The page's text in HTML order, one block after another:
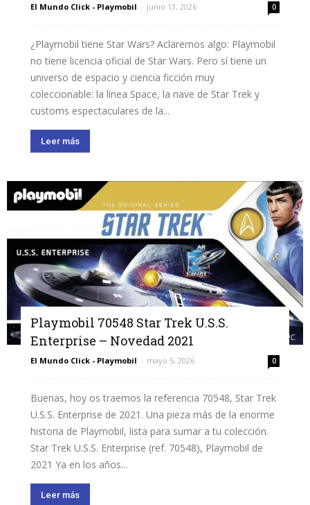
El Mundo Click - Playmobil - junio 13, 2026 0
¿Playmobil tiene Star Wars? Aclaremos algo: Playmobil
no tiene licencia oficial de Star Wars. Pero sí tiene un
universo de espacio y ciencia ficción muy
coleccionable: la línea Space, la nave de Star Trek y
customs espectaculares de la...
Leer más
Playmobil 70548 Star Trek U.S.S.
Enterprise – Novedad 2021
El Mundo Click - Playmobil - mayo 5, 2026 0
Buenas, hoy os traemos la referencia 70548, Star Trek
U.S.S. Enterprise de 2021. Una pieza más de la enorme
historia de Playmobil, lista para sumar a tu colección.
Star Trek U.S.S. Enterprise (ref. 70548), Playmobil de
2021 Ya en los años...
Leer más